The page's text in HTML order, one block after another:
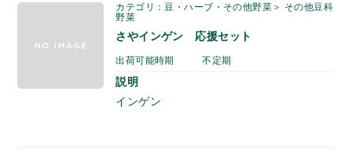
カテゴリ：豆・ハーブ・その他野菜＞ その他豆科
野菜
さやインゲン 応援セット
出荷可能時期 不定期
説明
インゲン